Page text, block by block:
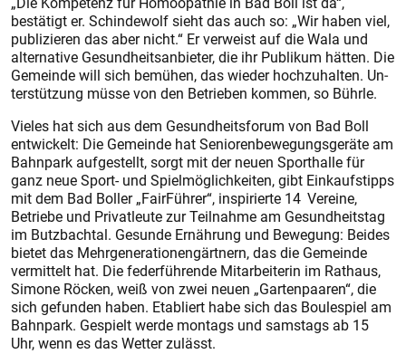
bestätigt er. Schindewolf sieht das auch so: „Wir haben viel,
publizieren das aber nicht.“ Er verweist auf die Wala und
alternative Gesundheitsanbieter, die ihr Publikum hätten. Die
Gemeinde will sich bemühen, das wieder hochzuhalten. Un­
terstützung müsse von den Betrieben kommen, so Bührle.
Vieles hat sich aus dem Gesundheitsforum von Bad Boll
entwickelt: Die Gemeinde hat Seniorenbewegungsgeräte am
Bahnpark aufgestellt, sorgt mit der neuen Sporthalle für
ganz neue Sport- und Spielmöglichkeiten, gibt Einkaufstipps
mit dem Bad Boller „FairFührer“, inspirierte 14 Vereine,
Betriebe und Privatleute zur Teilnahme am Gesundheitstag
im Butzbachtal. Gesunde Ernährung und Bewegung: Beides
bietet das Mehrgenerationengärtnern, das die Gemeinde
vermittelt hat. Die federführende Mitarbeiterin im Rathaus,
Simone Röcken, weiß von zwei neuen „Gartenpaaren“, die
sich gefunden haben. Etabliert habe sich das Boulespiel am
Bahnpark. Gespielt werde montags und samstags ab 15
Uhr, wenn es das Wetter zulässt.